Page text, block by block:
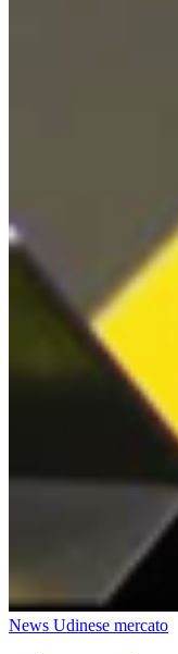
News Udinese mercato